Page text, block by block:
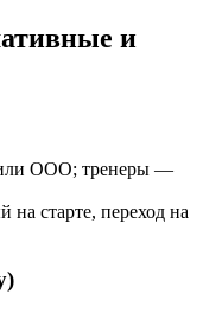
и
ООО; тренеры —
на старте, переход на